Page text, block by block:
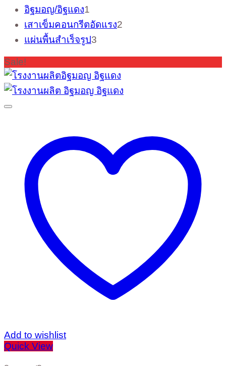
อิฐมอญ/อิฐแดง1
เสาเข็มคอนกรีตอัดแรง2
แผ่นพื้นสำเร็จรูป3
Sale!
Add to wishlist
Quick View